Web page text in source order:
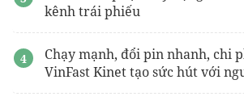
kênh trái phiếu
Chạy mạnh, đổi pin nhanh, chi
VinFast Kinet tạo sức hút với